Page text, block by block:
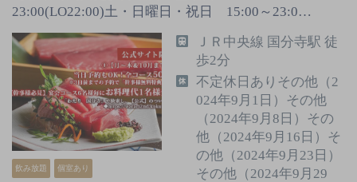
23:00(LO22:00)土・日曜日・祝日 15:00～23:0…
飲み放題 個室あり
ＪＲ中央線 国分寺駅 徒
歩2分
不定休日ありその他（2
024年9月1日）その他
（2024年9月8日）その
他（2024年9月16日）そ
の他（2024年9月23日）
その他（2024年9月29